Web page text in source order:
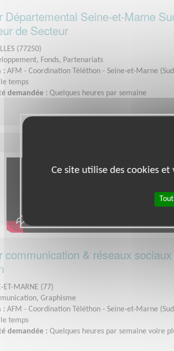
Départemental Seine-et-Marne
de Secteur
(77250)
Fonds, Partenariats
: AFM - Coordination Téléthon - Seine-et-Marne
le temps
demandée : Quelques heures par semaine
communication & réseaux
ET-MARNE (77)
Graphisme
: AFM - Coordination Téléthon - Seine-et-Marne
le temps
demandée : Quelques heures par semaine voire
Ce site utilise des cookies